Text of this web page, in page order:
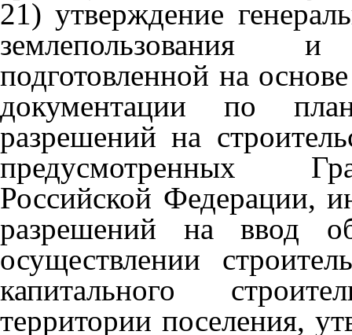
21) утверждение
землепользования
подготовленной на
документации по
разрешений на
предусмотренных
Российской Федерации,
разрешений на ввод
осуществлении
капитального
территории поселения,